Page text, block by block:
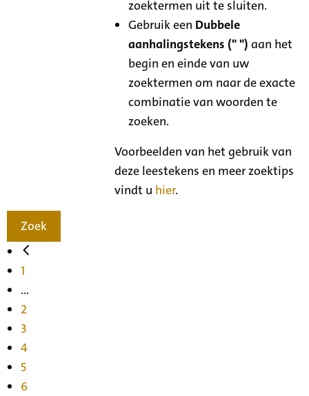
zoektermen uit te sluiten.
Gebruik een Dubbele
aanhalingstekens (" ") aan het
begin en einde van uw
zoektermen om naar de exacte
combinatie van woorden te
zoeken.
Voorbeelden van het gebruik van
deze leestekens en meer zoektips
vindt u hier.
Zoek
1
...
2
3
4
5
6